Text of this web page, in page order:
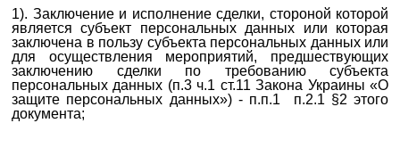
1). Заключение и исполнение сделки, стороной которой
является субъект персональных данных или которая
заключена в пользу субъекта персональных данных или
для осуществления мероприятий, предшествующих
заключению сделки по требованию субъекта
персональных данных (п.3 ч.1 ст.11 Закона Украины «О
защите персональных данных») - п.п.1 п.2.1 §2 этого
документа;